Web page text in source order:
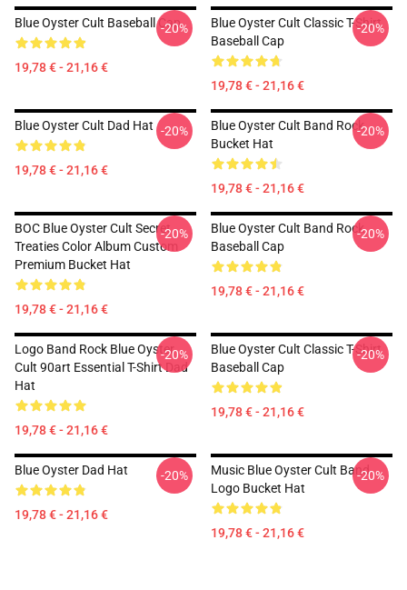
Blue Oyster Cult Baseball Cap
19,78 € - 21,16 €
-20%
Blue Oyster Cult Classic T-Shirt
Baseball Cap
19,78 € - 21,16 €
-20%
Blue Oyster Cult Dad Hat
19,78 € - 21,16 €
-20%
Blue Oyster Cult Band Rock
Bucket Hat
19,78 € - 21,16 €
-20%
BOC Blue Oyster Cult Secret
Treaties Color Album Custom
Premium Bucket Hat
19,78 € - 21,16 €
-20%
Blue Oyster Cult Band Rock
Baseball Cap
19,78 € - 21,16 €
-20%
Logo Band Rock Blue Oyster
Cult 90art Essential T-Shirt Dad
Hat
19,78 € - 21,16 €
-20%
Blue Oyster Cult Classic T-Shirt
Baseball Cap
19,78 € - 21,16 €
-20%
Blue Oyster Dad Hat
19,78 € - 21,16 €
-20%
Music Blue Oyster Cult Band
Logo Bucket Hat
19,78 € - 21,16 €
-20%